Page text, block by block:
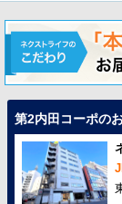
第2内田コーポの